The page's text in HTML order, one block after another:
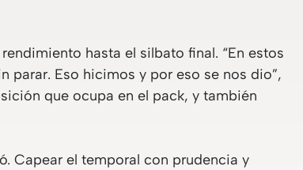
hasta el silbato final. “En estos
parar. Eso hicimos y por eso se nos dio”,
que ocupa en el pack, y también
Capear el temporal con prudencia y